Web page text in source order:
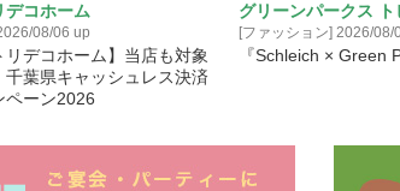
デコホーム
08/06 up
リデコホーム】当店も対象
千葉県キャッシュレス決済
ペーン2026
グリーンパークス ト
[ファッション] 2026/08/
『Schleich × Green